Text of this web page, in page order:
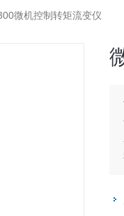
微机控制转矩流变仪